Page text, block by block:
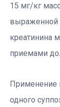
15 мг/кг
выраженной
креатинина
приемами
Применение
одного